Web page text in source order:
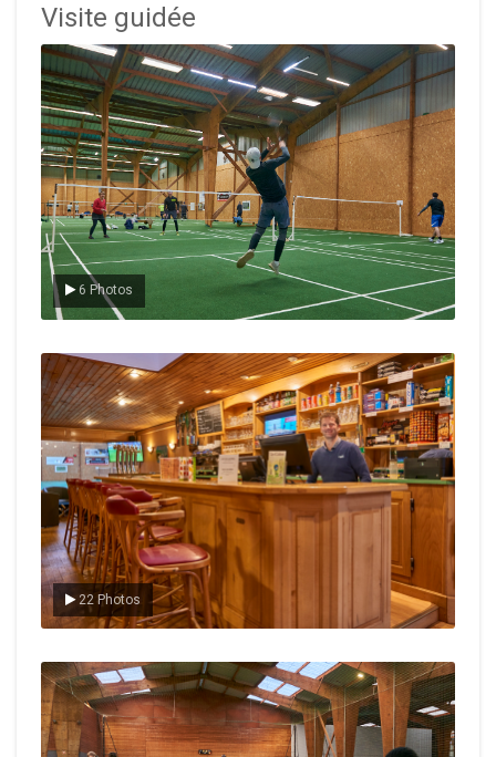
Visite guidée
6 Photos
Le badminton
22 Photos
Le Club
Le foot en salle